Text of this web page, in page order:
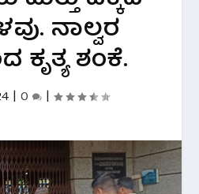
ನಾಲ್ವರ
ಕೃತ್ಯ ಶಂಕೆ.
| 0 |